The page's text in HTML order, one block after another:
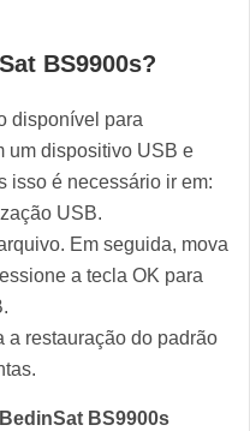
BS9900s?
disponível para
um dispositivo USB e
isso é necessário ir em:
USB.
Em seguida, mova
a tecla OK para
a restauração do padrão
BS9900s